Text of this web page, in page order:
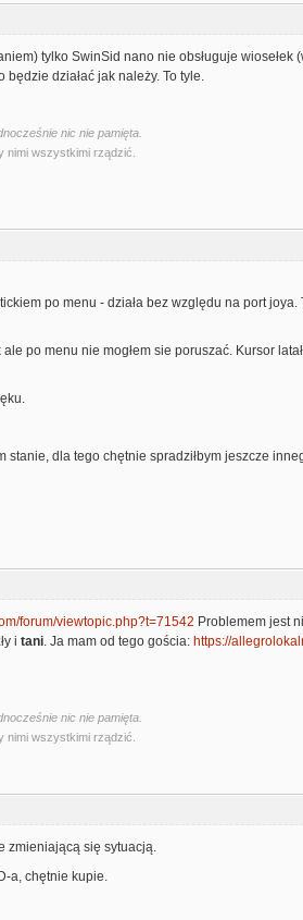
tylko SwinSid nano nie obsługuje
działać jak należy. To tyle.
nic nie pamięta.
nimi wszystkimi rządzić.
po menu - działa bez względu na port joya.
po menu nie mogłem sie poruszać. Kursor
dla tego chętnie spradziłbym jeszcze
forum/viewtopic.php?t=71542 Problemem jest
i tani. Ja mam od tego gościa: https://
nic nie pamięta.
nimi wszystkimi rządzić.
zmieniającą się sytuacją.
a, chętnie kupie.